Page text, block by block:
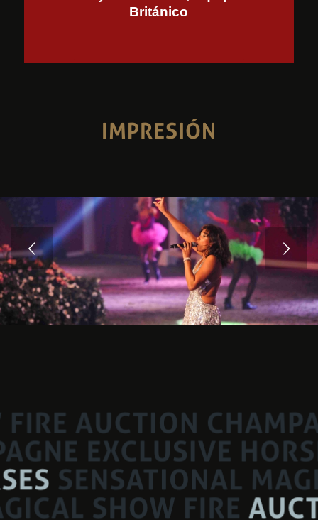
Británico
IMPRESIÓN
Posterior